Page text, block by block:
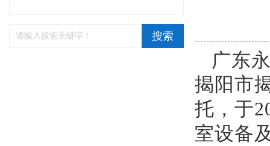
搜索
广东
揭阳市
托，于
室设备